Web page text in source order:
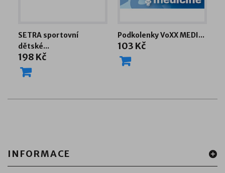
SETRA sportovní
dětské...
198 Kč
Podkolenky VoXX MEDI...
103 Kč
INFORMACE